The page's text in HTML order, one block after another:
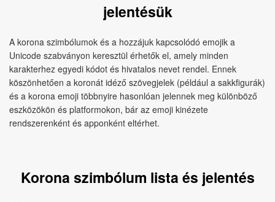
jelentésük
A korona szimbólumok és a hozzájuk kapcsolódó emojik a
Unicode szabványon keresztül érhetők el, amely minden
karakterhez egyedi kódot és hivatalos nevet rendel. Ennek
köszönhetően a koronát idéző szövegjelek (például a sakkfigurák)
és a korona emoji többnyire hasonlóan jelennek meg különböző
eszközökön és platformokon, bár az emoji kinézete
rendszerenként és apponként eltérhet.
Korona szimbólum lista és jelentés